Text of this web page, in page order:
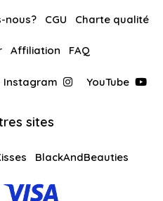
nous? CGU Charte qualité
Affiliation FAQ
Instagram YouTube
sites
BlackAndBeauties